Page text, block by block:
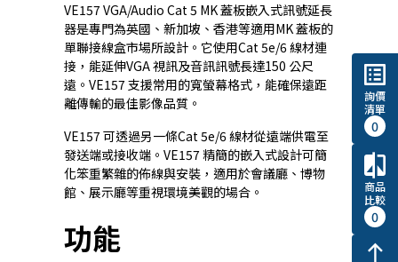
VE157 VGA/Audio Cat 5 MK 蓋板嵌入式訊號延長
器是專門為英國、新加坡、香港等適用MK 蓋板的
單聯接線盒市場所設計。它使用Cat 5e/6 線材連
接，能延伸VGA 視訊及音訊訊號長達150 公尺
遠。VE157 支援常用的寬螢幕格式，能確保遠距
離傳輸的最佳影像品質。
VE157 可透過另一條Cat 5e/6 線材從遠端供電至
發送端或接收端。VE157 精簡的嵌入式設計可簡
化笨重繁雜的佈線與安裝，適用於會議廳、博物
館、展示廳等重視環境美觀的場合。
功能
list_alt
詢價
清單
0
compare
商品
比較
0
north